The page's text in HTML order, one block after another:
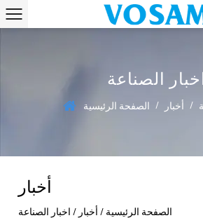
الصناعة
الصفحة الرئيسية / أخبار /
أخبار
الصفحة الرئيسية / أخبار / اخبار الصناعة